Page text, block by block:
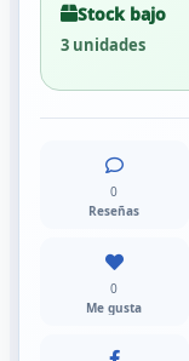
Stock bajo
3 unidades
0
Reseñas
0
Me gusta